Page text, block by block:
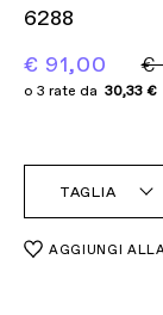
6288
€ 91,00
€
30,33 €
TAGLIA
AGGIUNGI